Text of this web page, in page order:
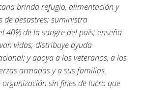
brinda refugio, alimentación y
de desastres; suministra
40% de la sangre del país; enseña
vidas; distribuye ayuda
y apoya a los veteranos, a los
armadas y a sus familias.
organización sin fines de lucro que